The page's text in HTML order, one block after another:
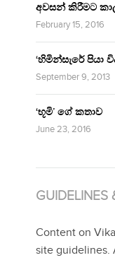
අවසන් කිරීමට
February 15, 2016
‘හිමින්සැරේ පියා
September 9, 2013
‘භූමි’ ගේ කතාව
June 23, 2016
GUIDELINES
Content on
site guidelines.